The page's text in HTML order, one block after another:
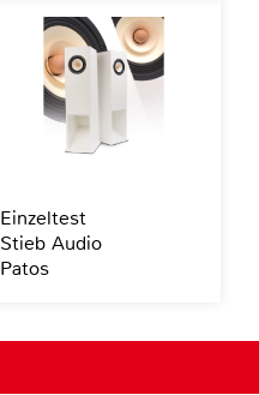
Einzeltest
Stieb Audio
Patos